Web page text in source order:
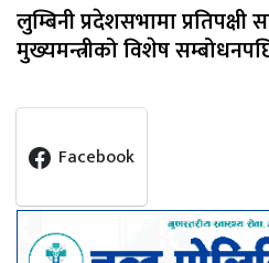
लुम्बिनी प्रदेशसभामा
मुख्यमन्त्रीको विशेष
Facebook